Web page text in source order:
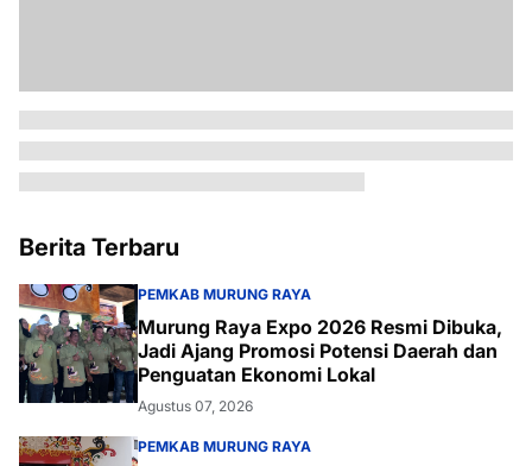
Berita Terbaru
PEMKAB MURUNG RAYA
Murung Raya Expo 2026 Resmi Dibuka,
Jadi Ajang Promosi Potensi Daerah dan
Penguatan Ekonomi Lokal
Agustus 07, 2026
PEMKAB MURUNG RAYA